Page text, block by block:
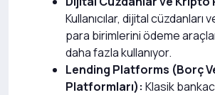
Kullanıcılar, dijital cüzdanları
para birimlerini ödeme
daha fazla kullanıyor.
Lending Platforms (Borç
Platformları): Klasik